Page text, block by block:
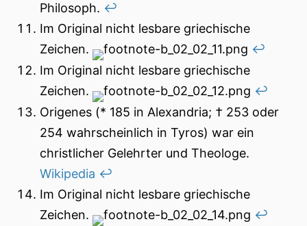
Philosoph. ↩︎
Im Original nicht lesbare griechische
Zeichen.
↩︎
Im Original nicht lesbare griechische
Zeichen.
↩︎
Origenes (* 185 in Alexandria; † 253 oder
254 wahrscheinlich in Tyros) war ein
christlicher Gelehrter und Theologe.
Wikipedia ↩︎
Im Original nicht lesbare griechische
Zeichen.
↩︎